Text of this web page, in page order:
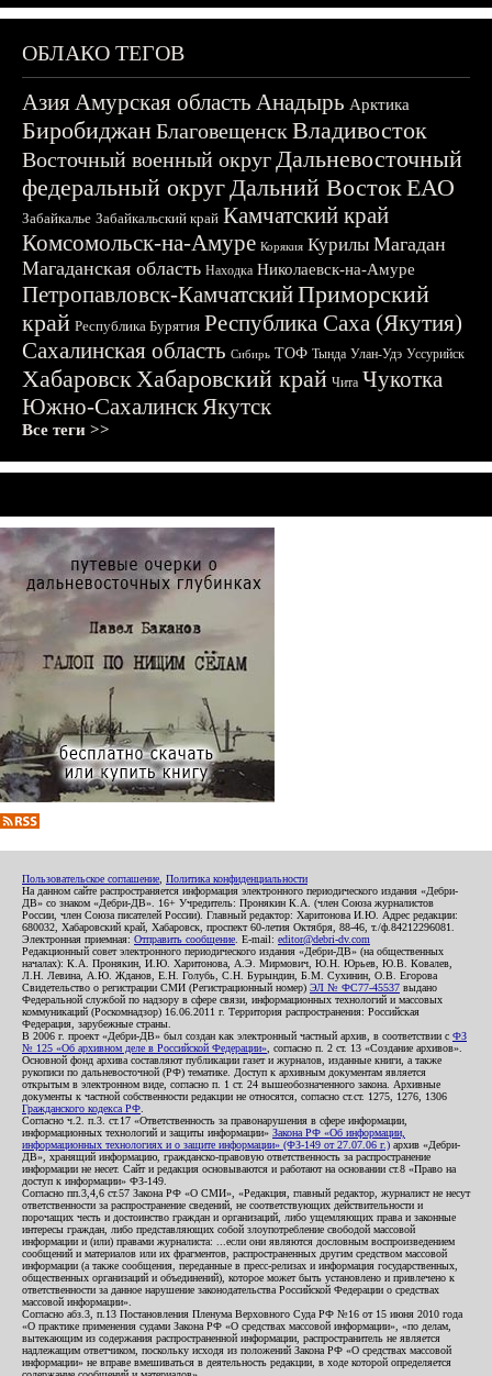
ОБЛАКО ТЕГОВ
АзияАмурская область Анадырь Арктика
БиробиджанБлаговещенскВладивосток
Восточный военный округДальневосточный
федеральный округДальний ВостокЕАО
Забайкалье Забайкальский край Камчатский край
Комсомольск-на-Амуре Корякия Курилы Магадан
Магаданская область Находка Николаевск-на-Амуре
Петропавловск-КамчатскийПриморский
край Республика Бурятия Республика Саха (Якутия)
Сахалинская область Сибирь ТОФ Тында Улан-Удэ Уссурийск
ХабаровскХабаровский край Чита Чукотка
Южно-СахалинскЯкутск
Все теги >>
Пользовательское соглашение Политика конфиденциальности
На данном сайте распространяется информация электронного периодического издания «Дебри-
ДВ» со знаком «Дебри-ДВ». 16+ Учредитель: Пронякин К.А. (член Союза журналистов
России, член Союза писателей России). Главный редактор: Харитонова И.Ю. Адрес редакции:
680032, Хабаровский край, Хабаровск, проспект 60-летия Октября, 88-46, т./ф.84212296081.
Электронная приемная: Отправить сообщение . E-mail: editor@debri-dv.com
Редакционный совет электронного периодического издания «Дебри-ДВ» (на общественных
началах): К.А. Пронякин, И.Ю. Харитонова, А.Э. Мирмович, Ю.Н. Юрьев, Ю.В. Ковалев,
Л.Н. Левина, А.Ю. Жданов, Е.Н. Голубь, С.Н. Бурындин, Б.М. Сухинин, О.В. Егорова
Свидетельство о регистрации СМИ (Регистрационный номер) ЭЛ № ФС77-45537 выдано
Федеральной службой по надзору в сфере связи, информационных технологий и массовых
коммуникаций (Роскомнадзор) 16.06.2011 г. Территория распространения: Российская
Федерация, зарубежные страны.
В 2006 г. проект «Дебри-ДВ» был создан как электронный частный архив, в соответствии с ФЗ
№ 125 «Об архивном деле в Российской Федерации» , согласно п. 2 ст. 13 «Создание архивов».
Основной фонд архива составляют публикации газет и журналов, изданные книги, а также
рукописи по дальневосточной (РФ) тематике. Доступ к архивным документам является
открытым в электронном виде, согласно п. 1 ст. 24 вышеобозначенного закона. Архивные
документы к частной собственности редакции не относятся, согласно ст.ст. 1275, 1276, 1306
Гражданского кодекса РФ
Согласно ч.2. п.3. ст.17 «Ответственность за правонарушения в сфере информации,
информационных технологий и защиты информации» Закона РФ «Об информации,
информационных технологиях и о защите информации» (ФЗ-149 от 27.07.06 г.) архив «Дебри-
ДВ», хранящий информацию, гражданско-правовую ответственность за распространение
информации не несет. Сайт и редакция основываются и работают на основании ст.8 «Право на
доступ к информации» ФЗ-149.
Согласно пп.3,4,6 ст.57 Закона РФ «О СМИ», «Редакция, главный редактор, журналист не несут
ответственности за распространение сведений, не соответствующих действительности и
порочащих честь и достоинство граждан и организаций, либо ущемляющих права и законные
интересы граждан, либо представляющих собой злоупотребление свободой массовой
информации и (или) правами журналиста: ...если они являются дословным воспроизведением
сообщений и материалов или их фрагментов, распространенных другим средством массовой
информации (а также сообщения, переданные в пресс-релизах и информация государственных,
общественных организаций и объединений), которое может быть установлено и привлечено к
ответственности за данное нарушение законодательства Российской Федерации о средствах
массовой информации».
Согласно абз.3, п.13 Постановления Пленума Верховного Суда РФ №16 от 15 июня 2010 года
«О практике применения судами Закона РФ «О средствах массовой информации», «по делам,
вытекающим из содержания распространенной информации, распространитель не является
надлежащим ответчиком, поскольку исходя из положений Закона РФ «О средствах массовой
информации» не вправе вмешиваться в деятельность редакции, в ходе которой определяется